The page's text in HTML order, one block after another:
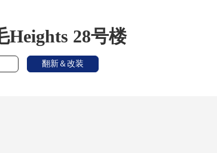
Heights 28号楼
翻新＆改装